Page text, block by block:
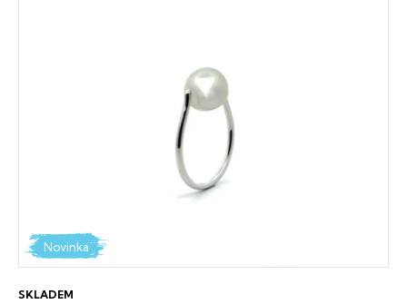
Novinka
SKLADEM